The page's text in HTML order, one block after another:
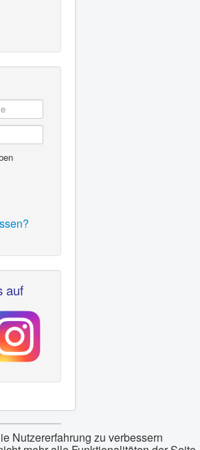
auf
Nutzererfahrung zu verbessern